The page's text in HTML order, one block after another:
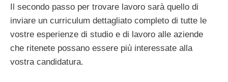
Il secondo passo per trovare lavoro sarà quello di
inviare un curriculum dettagliato completo di tutte le
vostre esperienze di studio e di lavoro alle aziende
che ritenete possano essere più interessate alla
vostra candidatura.